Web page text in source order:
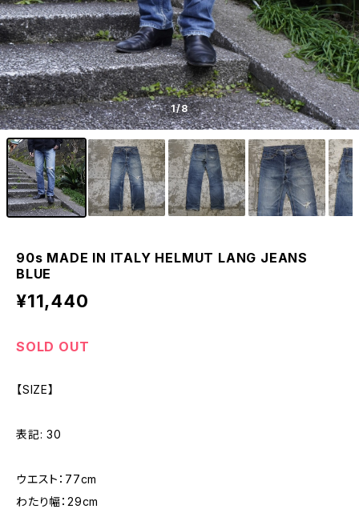
1/8
90s MADE IN ITALY HELMUT LANG JEANS
BLUE
¥11,440
SOLD OUT
【SIZE】
表記: 30
ウエスト：77cm
わたり幅：29cm